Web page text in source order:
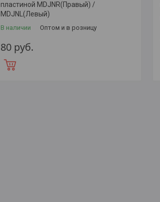
пластиной MDJNR(Правый) /
MDJNL(Левый)
В наличии Оптом и в розницу
80 руб.